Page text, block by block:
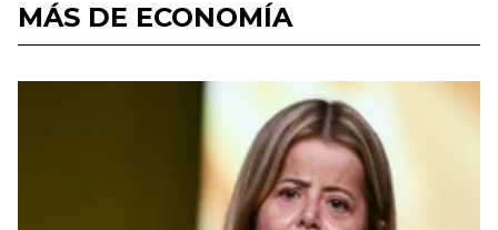
MÁS DE ECONOMÍA